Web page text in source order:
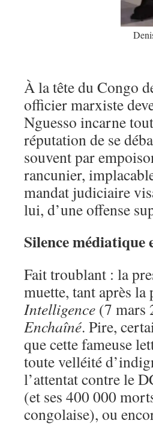
À la tête du Congo
officier marxiste
Nguesso incarne
réputation de se
souvent par
rancunier,
mandat judiciaire
lui, d’une offense
Silence médiatique
Fait troublant : la
muette, tant après
Intelligence (7 mars
Enchaîné. Pire,
que cette fameuse
toute velléité
l’attentat contre le
(et ses 400 000
congolaise), ou